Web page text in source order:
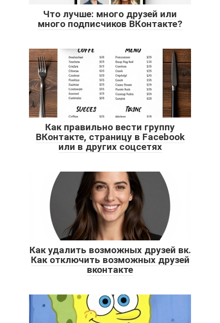
Что лучше: много друзей или
много подписчиков ВКонтакте?
Как правильно вести группу
ВКонтакте, страницу в Facebook
или в других соцсетях
Как удалить возможных друзей вк.
Как отключить возможных друзей
вконтакте